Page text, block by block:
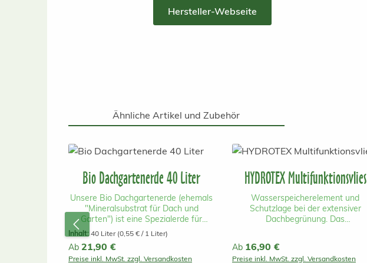
Hersteller-Webseite
Ähnliche Artikel und Zubehör
Produktgalerie überspringen
Bio Dachgartenerde 40 Liter
Unsere Bio Dachgartenerde (ehemals
"Mineralsubstrat für Dach und
Garten") ist eine Spezialerde für
extensive und einfach intensive, hohe
Dachbegrünungen (ab 15cm
Substrathöhe) und als 30-50%
Inhalt:40 Liter (0,55 € / 1 Liter)
Regulärer Preis:
Ab 21,90 €
Preise inkl. MwSt. zzgl. Versandkosten
HYDROTEX Multifunktionsvlies
Wasserspeicherelement und
Schutzlage bei der extensiver
Dachbegrünung. Das
Gründach aufgebracht werden und
Regulärer Preis:
Ab 16,90 €
Preise inkl. MwSt. zzgl. Versandkosten